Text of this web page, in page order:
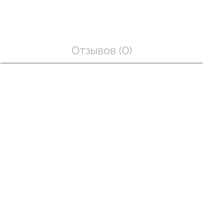
Отзывов (0)
white (белый)
Бесшовный топ с легкой
коррекцией BRA
SHAPEWEAR black (черный)